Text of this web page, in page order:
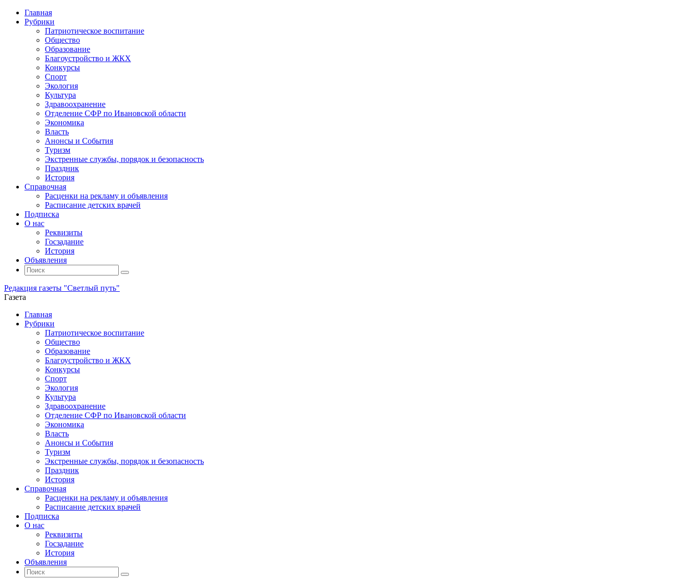
Главная
Рубрики
Патриотическое воспитание
Общество
Образование
Благоустройство и ЖКХ
Конкурсы
Спорт
Экология
Культура
Здравоохранение
Отделение СФР по Ивановской области
Экономика
Власть
Анонсы и События
Туризм
Экстренные службы, порядок и безопасность
Праздник
История
Справочная
Расценки на рекламу и объявления
Расписание детских врачей
Подписка
О нас
Реквизиты
Госзадание
История
Объявления
Поиск
Искать:
Поиск
Редакция газеты "Светлый путь"
Газета
Промотать
содержимому
Главная
Рубрики
Патриотическое воспитание
Общество
Образование
Благоустройство и ЖКХ
Конкурсы
Спорт
Экология
Культура
Здравоохранение
Отделение СФР по Ивановской области
Экономика
Власть
Анонсы и События
Туризм
Экстренные службы, порядок и безопасность
Праздник
История
Справочная
Расценки на рекламу и объявления
Расписание детских врачей
Подписка
О нас
Реквизиты
Госзадание
История
Объявления
Поиск
Искать:
Поиск